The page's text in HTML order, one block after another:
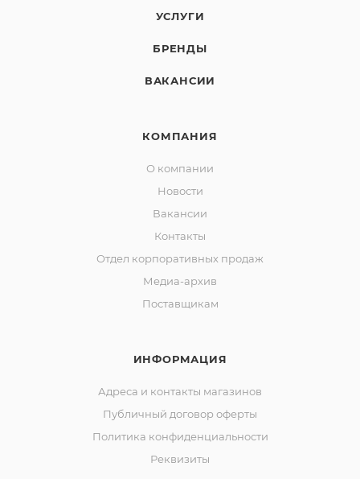
УСЛУГИ
БРЕНДЫ
ВАКАНСИИ
КОМПАНИЯ
О компании
Новости
Вакансии
Контакты
Отдел корпоративных продаж
Медиа-архив
Поставщикам
ИНФОРМАЦИЯ
Адреса и контакты магазинов
Публичный договор оферты
Политика конфиденциальности
Реквизиты